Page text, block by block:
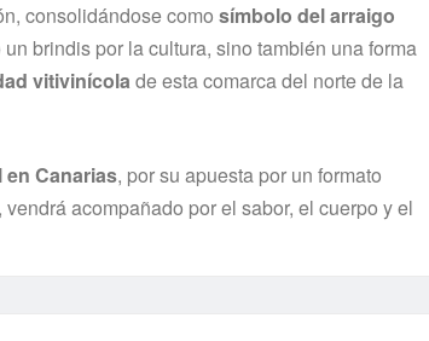
consolidándose como símbolo del arraigo
brindis por la cultura, sino también una forma
vitivinícolade esta comarca del norte de la
Canarias, por su apuesta por un formato
acompañado por el sabor, el cuerpo y el